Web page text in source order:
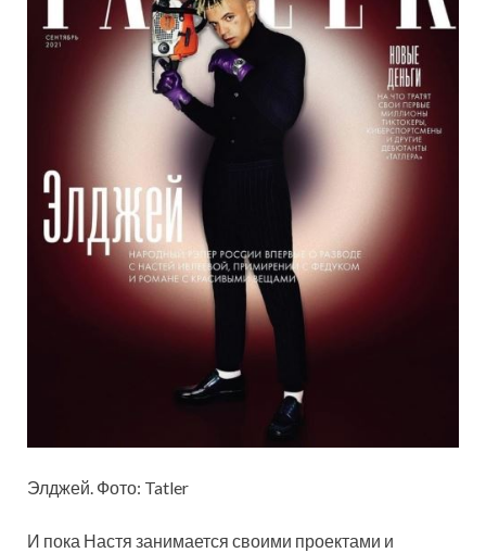
Элджей. Фото: Tatler
И пока Настя занимается своими проектами и